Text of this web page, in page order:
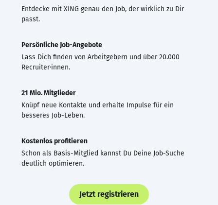
Entdecke mit XING genau den Job, der wirklich zu Dir
passt.
Persönliche Job-Angebote
Lass Dich finden von Arbeitgebern und über 20.000
Recruiter·innen.
21 Mio. Mitglieder
Knüpf neue Kontakte und erhalte Impulse für ein
besseres Job-Leben.
Kostenlos profitieren
Schon als Basis-Mitglied kannst Du Deine Job-Suche
deutlich optimieren.
Jetzt registrieren